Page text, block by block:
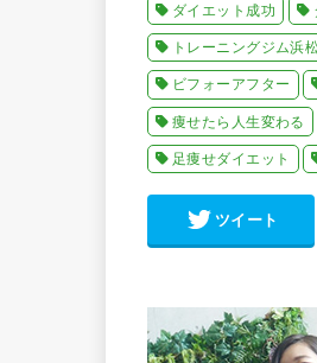
ダイエット成功
トレーニングジム浜
ビフォーアフター
痩せたら人生変わる
足痩せダイエット
ツイート